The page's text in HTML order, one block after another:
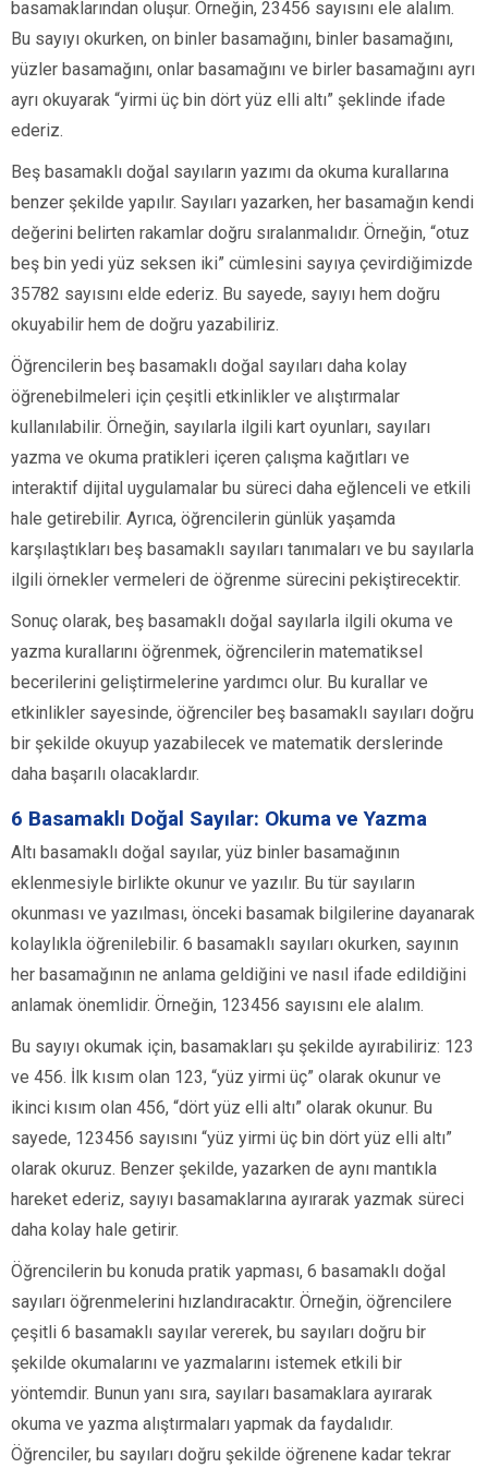
basamaklarından oluşur. Örneğin, 23456 sayısını ele alalım.
Bu sayıyı okurken, on binler basamağını, binler basamağını,
yüzler basamağını, onlar basamağını ve birler basamağını ayrı
ayrı okuyarak “yirmi üç bin dört yüz elli altı” şeklinde ifade
ederiz.
Beş basamaklı doğal sayıların yazımı da okuma kurallarına
benzer şekilde yapılır. Sayıları yazarken, her basamağın kendi
değerini belirten rakamlar doğru sıralanmalıdır. Örneğin, “otuz
beş bin yedi yüz seksen iki” cümlesini sayıya çevirdiğimizde
35782 sayısını elde ederiz. Bu sayede, sayıyı hem doğru
okuyabilir hem de doğru yazabiliriz.
Öğrencilerin beş basamaklı doğal sayıları daha kolay
öğrenebilmeleri için çeşitli etkinlikler ve alıştırmalar
kullanılabilir. Örneğin, sayılarla ilgili kart oyunları, sayıları
yazma ve okuma pratikleri içeren çalışma kağıtları ve
interaktif dijital uygulamalar bu süreci daha eğlenceli ve etkili
hale getirebilir. Ayrıca, öğrencilerin günlük yaşamda
karşılaştıkları beş basamaklı sayıları tanımaları ve bu sayılarla
ilgili örnekler vermeleri de öğrenme sürecini pekiştirecektir.
Sonuç olarak, beş basamaklı doğal sayılarla ilgili okuma ve
yazma kurallarını öğrenmek, öğrencilerin matematiksel
becerilerini geliştirmelerine yardımcı olur. Bu kurallar ve
etkinlikler sayesinde, öğrenciler beş basamaklı sayıları doğru
bir şekilde okuyup yazabilecek ve matematik derslerinde
daha başarılı olacaklardır.
6 Basamaklı Doğal Sayılar: Okuma ve Yazma
Altı basamaklı doğal sayılar, yüz binler basamağının
eklenmesiyle birlikte okunur ve yazılır. Bu tür sayıların
okunması ve yazılması, önceki basamak bilgilerine dayanarak
kolaylıkla öğrenilebilir. 6 basamaklı sayıları okurken, sayının
her basamağının ne anlama geldiğini ve nasıl ifade edildiğini
anlamak önemlidir. Örneğin, 123456 sayısını ele alalım.
Bu sayıyı okumak için, basamakları şu şekilde ayırabiliriz: 123
ve 456. İlk kısım olan 123, “yüz yirmi üç” olarak okunur ve
ikinci kısım olan 456, “dört yüz elli altı” olarak okunur. Bu
sayede, 123456 sayısını “yüz yirmi üç bin dört yüz elli altı”
olarak okuruz. Benzer şekilde, yazarken de aynı mantıkla
hareket ederiz, sayıyı basamaklarına ayırarak yazmak süreci
daha kolay hale getirir.
Öğrencilerin bu konuda pratik yapması, 6 basamaklı doğal
sayıları öğrenmelerini hızlandıracaktır. Örneğin, öğrencilere
çeşitli 6 basamaklı sayılar vererek, bu sayıları doğru bir
şekilde okumalarını ve yazmalarını istemek etkili bir
yöntemdir. Bunun yanı sıra, sayıları basamaklara ayırarak
okuma ve yazma alıştırmaları yapmak da faydalıdır.
Öğrenciler, bu sayıları doğru şekilde öğrenene kadar tekrar